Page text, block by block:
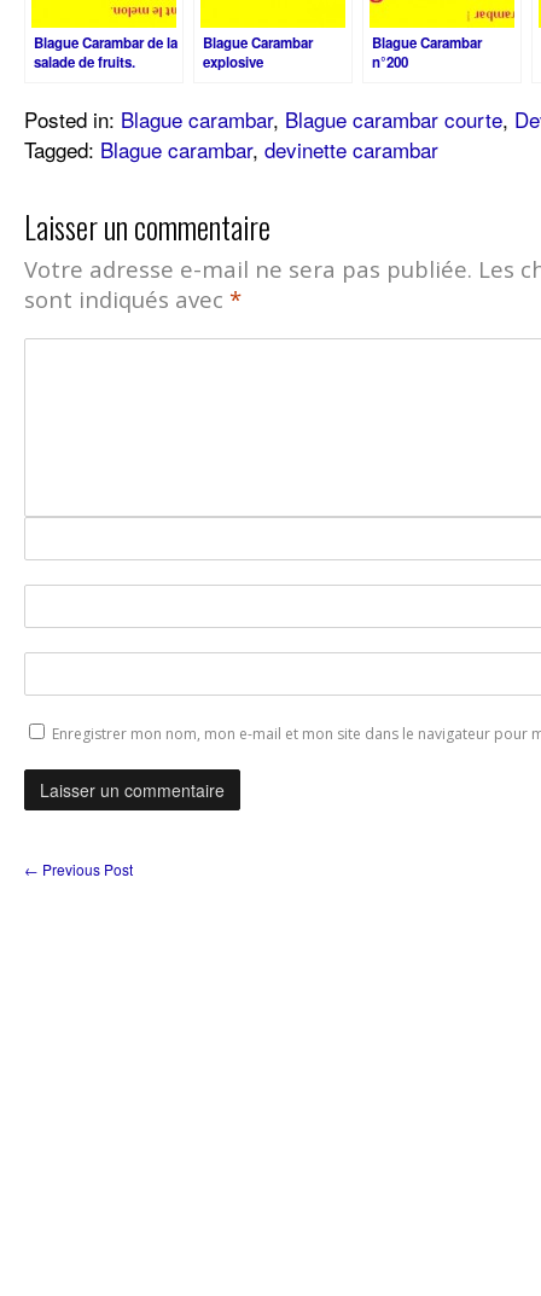
Blague Carambar de la
salade de fruits.
Blague Carambar
explosive
Blague Carambar
n°200
Posted in: Blague carambar, Blague carambar courte,
Tagged: Blague carambar, devinette carambar
Laisser un commentaire
Votre adresse e-mail ne sera pas publiée. Les
sont indiqués avec *
Enregistrer mon nom, mon e-mail et mon site dans le navigateur pour
← Previous Post